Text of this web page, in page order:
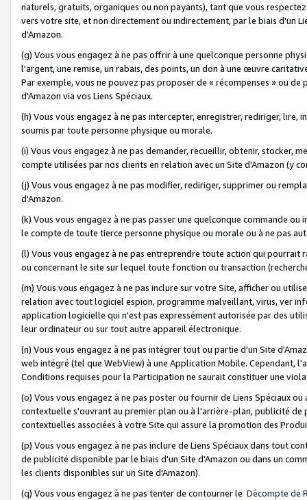
naturels, gratuits, organiques ou non payants), tant que vous
vers votre site, et non directement ou indirectement, par le biais d'un
d'Amazon.
(g) Vous vous engagez à ne pas offrir à une quelconque personne
l'argent, une remise, un rabais, des points, un don à une œuvre
Par exemple, vous ne pouvez pas proposer de « récompenses » ou
d'Amazon via vos Liens Spéciaux.
(h) Vous vous engagez à ne pas intercepter, enregistrer, rediriger,
soumis par toute personne physique ou morale.
(i) Vous vous engagez à ne pas demander, recueillir, obtenir, stocker,
compte utilisées par nos clients en relation avec un Site d'Amazon (y
(j) Vous vous engagez à ne pas modifier, rediriger, supprimer ou
d'Amazon.
(k) Vous vous engagez à ne pas passer une quelconque commande
le compte de toute tierce personne physique ou morale ou à ne pas
(l) Vous vous engagez à ne pas entreprendre toute action qui
ou concernant le site sur lequel toute fonction ou transaction
(m) Vous vous engagez à ne pas inclure sur votre Site, afficher ou
relation avec tout logiciel espion, programme malveillant, virus, ver
application logicielle qui n'est pas expressément autorisée par des
leur ordinateur ou sur tout autre appareil électronique.
(n) Vous vous engagez à ne pas intégrer tout ou partie d'un Site
web intégré (tel que WebView) à une Application Mobile. Cependant,
Conditions requises pour la Participation ne saurait constituer une
(o) Vous vous engagez à ne pas poster ou fournir de Liens Spéciaux
contextuelle s'ouvrant au premier plan ou à l'arrière-plan, publicité
contextuelles associées à votre Site qui assure la promotion des
(p) Vous vous engagez à ne pas inclure de Liens Spéciaux dans tout
de publicité disponible par le biais d'un Site d'Amazon ou dans un
les clients disponibles sur un Site d'Amazon).
(q) Vous vous engagez à ne pas tenter de contourner le Décompte de